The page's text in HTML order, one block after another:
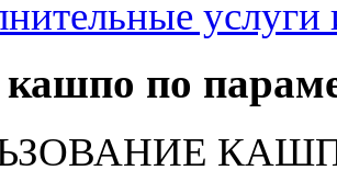
услуги
по